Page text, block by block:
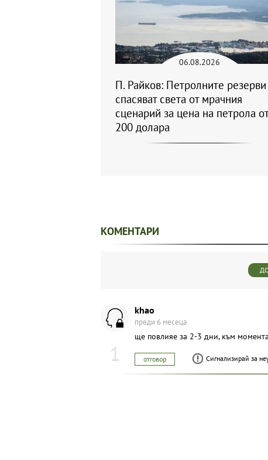
06.08.2026
П. Райков: Петролните резерви
спасяват света от мрачния
сценарий за цена на петрола от
200 долара
КОМЕНТАРИ
1
khao
преди 6 месеца
ще повлияе за 2-3 дни, към
отговор Сигнализирай за